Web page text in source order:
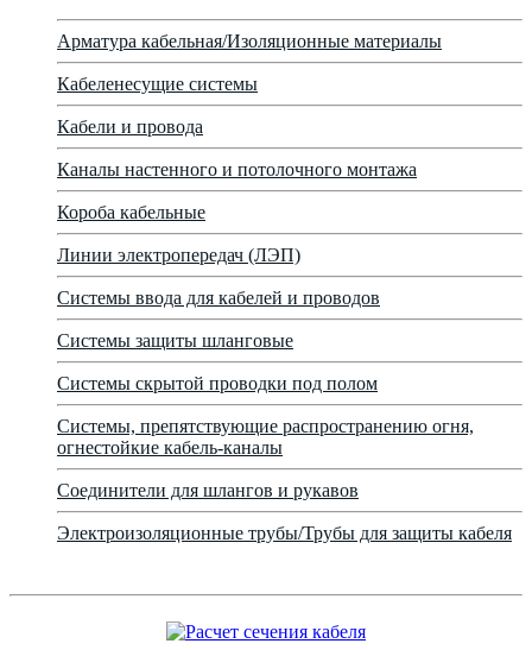
Арматура кабельная/Изоляционные материалы
Кабеленесущие системы
Кабели и провода
Каналы настенного и потолочного монтажа
Короба кабельные
Линии электропередач (ЛЭП)
Системы ввода для кабелей и проводов
Системы защиты шланговые
Системы скрытой проводки под полом
Системы, препятствующие распространению огня,
огнестойкие кабель-каналы
Соединители для шлангов и рукавов
Электроизоляционные трубы/Трубы для защиты кабеля